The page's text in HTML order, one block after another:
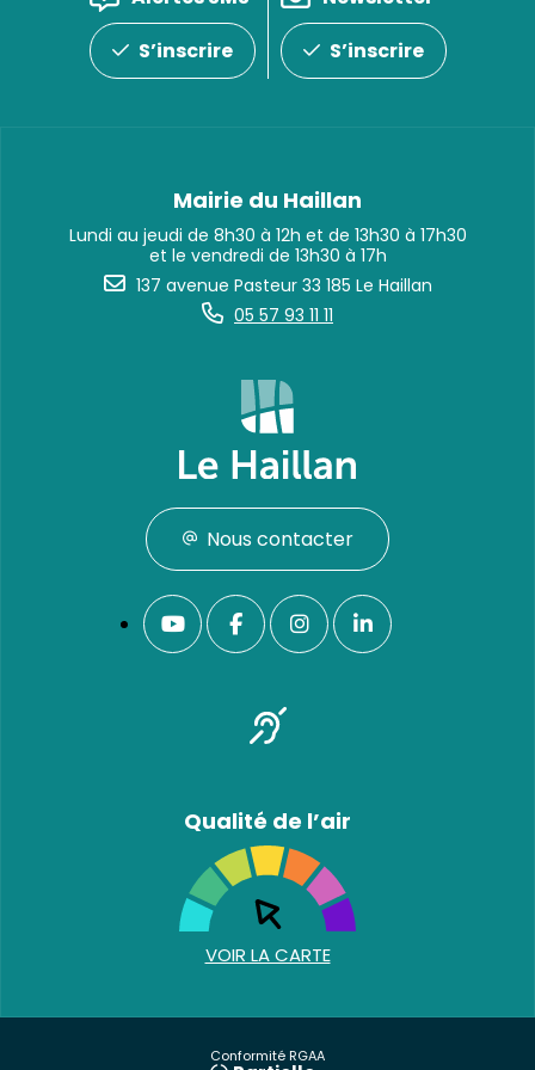
S’inscrire
S’inscrire
Mairie du Haillan
Lundi au jeudi de 8h30 à 12h et de 13h30 à 17h30
et le vendredi de 13h30 à 17h
137 avenue Pasteur 33 185 Le Haillan
05 57 93 11 11
Nous contacter
Qualité de l’air
VOIR LA CARTE
Conformité RGAA